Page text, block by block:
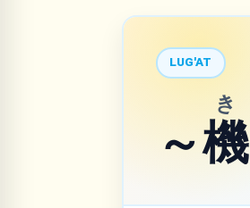
LUG'AT
～機
き